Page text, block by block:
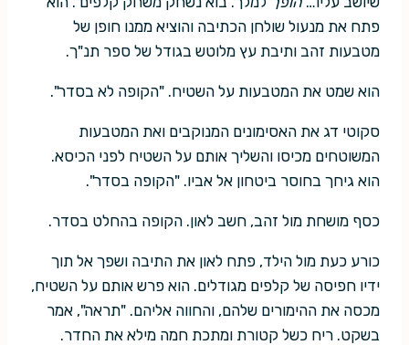
פתח את מנעול שולחן הכתיבה והוציא ממנו חופן של
מטבעות זהב ותיבת עץ מלוטש בגודל של ספר תנ"ך.
הוא שמט את המטבעות על השטיח. "הקופה לא בסדר".
סקוטי דג את האסימונים המנוקבים ואת המטבעות
המשוטחים מכיסו והשליך אותם על השטיח לפני הכיסא.
הוא גיחך בחוסר ביטחון אל אביו. "הקופה בסדר".
כסף מושחת מול זהב, חשב לאון. הקופה בהחלט בסדר.
כורע כעת מול הילד, פתח לאון את התיבה ושפך אל תוך
ידיו חפיסה של קלפים מגודלים. הוא פרש אותם על השטיח,
מכסה את ההימורים שלהם, והחווה אליהם. "תראה", אמר
בשקט. ריח כשל קטורת ומתכת חמה מילא את החדר.